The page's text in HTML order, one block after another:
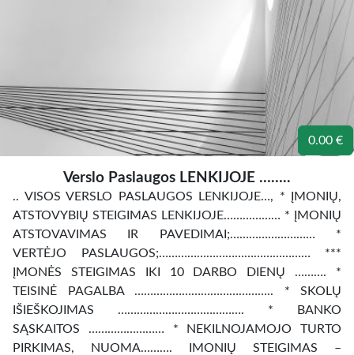
0.00 €
Verslo Paslaugos LENKIJOJE ……..
.. VISOS VERSLO PASLAUGOS LENKIJOJE…, * ĮMONIŲ,
ATSTOVYBIŲ STEIGIMAS LENKIJOJE……………… * ĮMONIŲ
ATSTOVAVIMAS IR PAVEDIMAI;……………………… *
VERTĖJO PASLAUGOS;………………………………………… ***
ĮMONĖS STEIGIMAS IKI 10 DARBO DIENŲ ………. *
TEISINĖ PAGALBA …………………………………….. * SKOLŲ
IŠIEŠKOJIMAS …………………………………. * BANKO
SĄSKAITOS …………………… * NEKILNOJAMOJO TURTO
PIRKIMAS, NUOMA………. IMONIŲ STEIGIMAS –